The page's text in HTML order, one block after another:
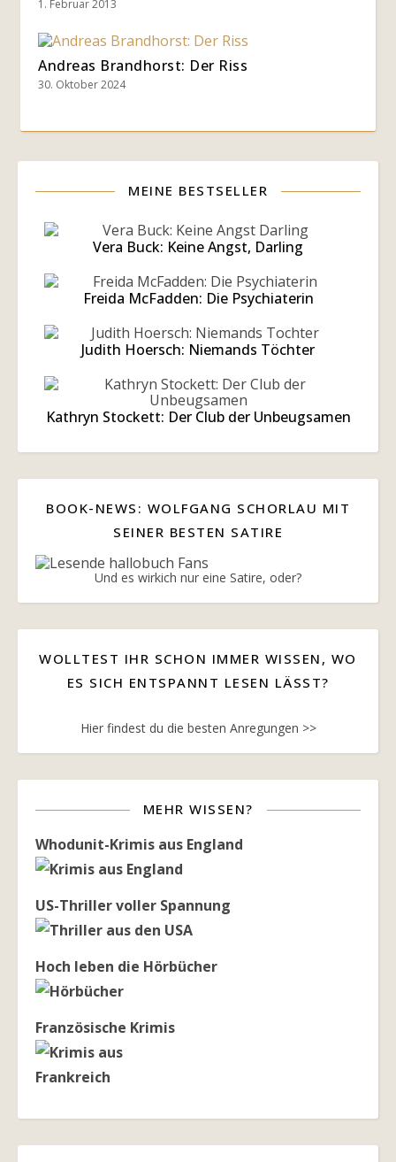
1. Februar 2013
Andreas Brandhorst: Der Riss
30. Oktober 2024
MEINE BESTSELLER
Vera Buck: Keine Angst, Darling
Freida McFadden: Die Psychiaterin
Judith Hoersch: Niemands Töchter
Kathryn Stockett: Der Club der Unbeugsamen
BOOK-NEWS: WOLFGANG SCHORLAU MIT
SEINER BESTEN SATIRE
Und es wirkich nur eine Satire, oder?
WOLLTEST IHR SCHON IMMER WISSEN, WO
ES SICH ENTSPANNT LESEN LÄSST?
Hier findest du die besten Anregungen >>
MEHR WISSEN?
Whodunit-Krimis aus England
US-Thriller voller Spannung
Hoch leben die Hörbücher
Französische Krimis